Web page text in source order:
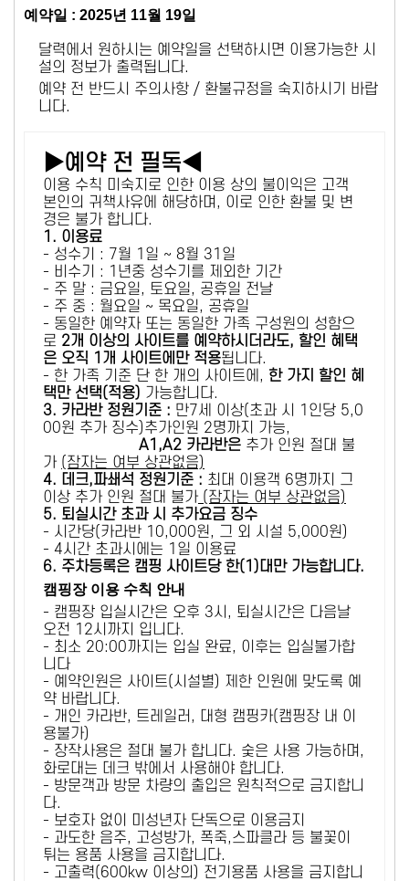
예약일 : 2025년 11월 19일
달력에서 원하시는 예약일을 선택하시면 이용가능한 시
설의 정보가 출력됩니다.
예약 전 반드시 주의사항 / 환불규정을 숙지하시기 바랍
니다.
▶예약 전 필독◀
이용 수칙 미숙지로 인한 이용 상의 불이익은 고객
본인의 귀책사유에 해당하며, 이로 인한 환불 및 변
경은 불가 합니다.
1. 이용료
- 성수기 : 7월 1일 ~ 8월 31일
- 비수기 : 1년중 성수기를 제외한 기간
- 주 말 : 금요일, 토요일, 공휴일 전날
- 주 중 : 월요일 ~ 목요일, 공휴일
- 동일한 예약자 또는 동일한 가족 구성원의 성함으
로 2개 이상의 사이트를 예약하시더라도, 할인 혜택
은 오직 1개 사이트에만 적용됩니다.
- 한 가족 기준 단 한 개의 사이트에, 한 가지 할인 혜
택만 선택(적용) 가능합니다.
3. 카라반 정원기준 : 만7세 이상(초과 시 1인당 5,0
00원 추가 징수)추가인원 2명까지 가능,
A1,A2 카라반은 추가 인원 절대 불
가 (잠자는 여부 상관없음)
4. 데크,파쇄석 정원기준 : ​최대 이용객 6명까지 그
이상 추가 인원 절대 불가 (잠자는 여부 상관없음)
5. 퇴실시간 초과 시 추가요금 징수
- 시간당(카라반 10,000원, 그 외 시설 5,000원)
- 4시간 초과시에는 1일 이용료
6. 주차등록은 캠핑 사이트당 한(1)대만 가능합니다.
캠핑장 이용 수칙 안내
- 캠핑장 입실시간은 오후 3시, 퇴실시간은 다음날
오전 12시까지 입니다.
- 최소 20:00까지는 입실 완료, 이후는 입실불가합
니다
- 예약인원은 사이트(시설별) 제한 인원에 맞도록 예
약 바랍니다.
- 개인 카라반, 트레일러, 대형 캠핑카(캠핑장 내 이
용불가)
- 장작사용은 절대 불가 합니다. 숯은 사용 가능하며,
화로대는 데크 밖에서 사용해야 합니다.
- 방문객과 방문 차량의 출입은 원칙적으로 금지합니
다.
- 보호자 없이 미성년자 단독으로 이용금지
- 과도한 음주, 고성방가, 폭죽,스파클라 등 불꽃이
튀는 용품 사용을 금지합니다.
- 고출력(600kw 이상의) 전기용품 사용을 금지합니